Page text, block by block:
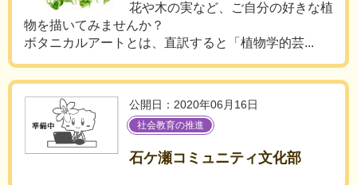
花や木の実など、ご自分の好きな植
物を描いてみませんか？
ボタニカルアートとは、直訳すると「植物学的芸...
公開日：2020年06月16日
社会教育の推進
石ケ瀬コミュニティ文化部